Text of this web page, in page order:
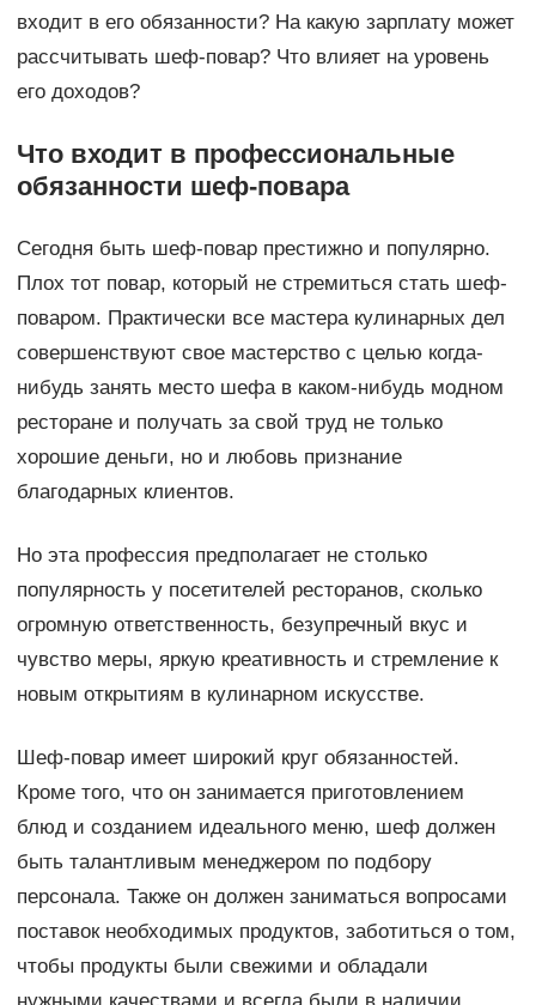
входит в его обязанности? На какую зарплату может
рассчитывать шеф-повар? Что влияет на уровень
его доходов?
Что входит в профессиональные
обязанности шеф-повара
Сегодня быть шеф-повар престижно и популярно.
Плох тот повар, который не стремиться стать шеф-
поваром. Практически все мастера кулинарных дел
совершенствуют свое мастерство с целью когда-
нибудь занять место шефа в каком-нибудь модном
ресторане и получать за свой труд не только
хорошие деньги, но и любовь признание
благодарных клиентов.
Но эта профессия предполагает не столько
популярность у посетителей ресторанов, сколько
огромную ответственность, безупречный вкус и
чувство меры, яркую креативность и стремление к
новым открытиям в кулинарном искусстве.
Шеф-повар имеет широкий круг обязанностей.
Кроме того, что он занимается приготовлением
блюд и созданием идеального меню, шеф должен
быть талантливым менеджером по подбору
персонала. Также он должен заниматься вопросами
поставок необходимых продуктов, заботиться о том,
чтобы продукты были свежими и обладали